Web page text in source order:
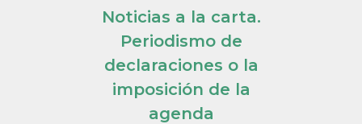
Noticias a la carta.
Periodismo de
declaraciones o la
imposición de la
agenda